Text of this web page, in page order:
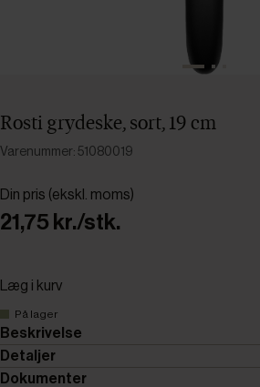
Rosti grydeske, sort, 19 cm
Varenummer: 51080019
Din pris (ekskl. moms)
21,75 kr./stk.
Læg i kurv
På lager
Beskrivelse
Detaljer
Dokumenter